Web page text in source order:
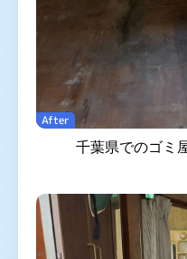
After
千葉県でのゴミ